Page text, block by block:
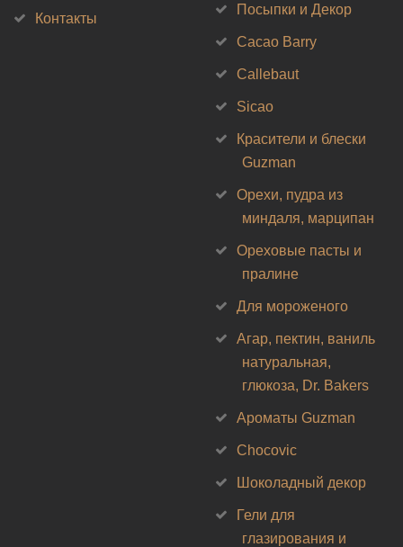
Контакты
Посыпки и Декор
Cacao Barry
Callebaut
Sicao
Красители и блески
Guzman
Орехи, пудра из
миндаля, марципан
Ореховые пасты и
пралине
Для мороженого
Агар, пектин, ваниль
натуральная,
глюкоза, Dr. Bakers
Ароматы Guzman
Chocovic
Шоколадный декор
Гели для
глазирования и